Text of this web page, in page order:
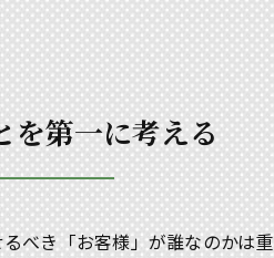
を第一に考える
べき「お客様」が誰なのかは重